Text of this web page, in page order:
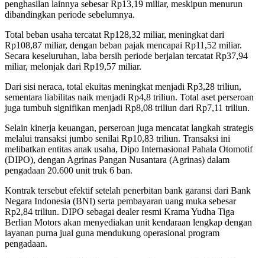
penghasilan lainnya sebesar Rp13,19 miliar, meskipun menurun
dibandingkan periode sebelumnya.
Total beban usaha tercatat Rp128,32 miliar, meningkat dari
Rp108,87 miliar, dengan beban pajak mencapai Rp11,52 miliar.
Secara keseluruhan, laba bersih periode berjalan tercatat Rp37,94
miliar, melonjak dari Rp19,57 miliar.
Dari sisi neraca, total ekuitas meningkat menjadi Rp3,28 triliun,
sementara liabilitas naik menjadi Rp4,8 triliun. Total aset perseroan
juga tumbuh signifikan menjadi Rp8,08 triliun dari Rp7,11 triliun.
Selain kinerja keuangan, perseroan juga mencatat langkah strategis
melalui transaksi jumbo senilai Rp10,83 triliun. Transaksi ini
melibatkan entitas anak usaha, Dipo Internasional Pahala Otomotif
(DIPO), dengan Agrinas Pangan Nusantara (Agrinas) dalam
pengadaan 20.600 unit truk 6 ban.
Kontrak tersebut efektif setelah penerbitan bank garansi dari Bank
Negara Indonesia (BNI) serta pembayaran uang muka sebesar
Rp2,84 triliun. DIPO sebagai dealer resmi Krama Yudha Tiga
Berlian Motors akan menyediakan unit kendaraan lengkap dengan
layanan purna jual guna mendukung operasional program
pengadaan.